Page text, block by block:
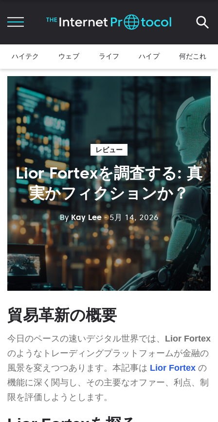
ハイテク ウェブ ライフ ハイプ 何だこれ
レビュー
Lior Fortexを調査する: 真
実かフィクションか？
By Kay Lee - 5月 14, 2026
貿易革新の概要
今日のペースの速いデジタル世界では、 Lior Fortex
のようなトレーディングプラットフォームが金融の
風景を変えつつあります。本記事は Lior Fortex の
機能に深く関与し、その主要なオファー、利点、制
限を評価しようとします。